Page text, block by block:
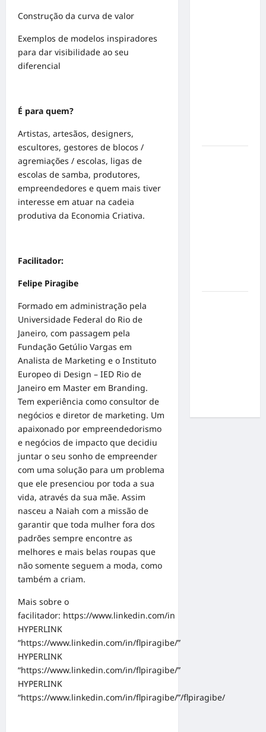
Construção da curva de valor
Exemplos de modelos inspiradores
para dar visibilidade ao seu
diferencial
É para quem?
Artistas, artesãos, designers,
escultores, gestores de blocos /
agremiações / escolas, ligas de
escolas de samba, produtores,
empreendedores e quem mais tiver
interesse em atuar na cadeia
produtiva da Economia Criativa.
Facilitador:
Felipe Piragibe
Formado em administração pela
Universidade Federal do Rio de
Janeiro, com passagem pela
Fundação Getúlio Vargas em
Analista de Marketing e o Instituto
Europeo di Design – IED Rio de
Janeiro em Master em Branding.
Tem experiência como consultor de
negócios e diretor de marketing. Um
apaixonado por empreendedorismo
e negócios de impacto que decidiu
juntar o seu sonho de empreender
com uma solução para um problema
que ele presenciou por toda a sua
vida, através da sua mãe. Assim
nasceu a Naiah com a missão de
garantir que toda mulher fora dos
padrões sempre encontre as
melhores e mais belas roupas que
não somente seguem a moda, como
também a criam.
Mais sobre o
facilitador: https://www.linkedin.com/in
HYPERLINK
“https://www.linkedin.com/in/flpiragibe/”
HYPERLINK
“https://www.linkedin.com/in/flpiragibe/”
HYPERLINK
“https://www.linkedin.com/in/flpiragibe/”/flpiragibe/